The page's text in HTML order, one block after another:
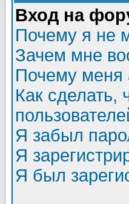
Вход на
Почему я не
Зачем мне
Почему меня
Как сделать,
Я забыл
Я
Я был